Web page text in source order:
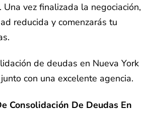
vez finalizada la negociación,
reducida y comenzarás tu
de deudas en Nueva York
con una excelente agencia.
Consolidación De Deudas En